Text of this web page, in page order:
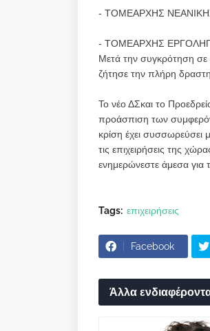
- ΤΟΜΕΑΡΧΗΣ
- ΤΟΜΕΑΡΧΗΣ
Μετά την συγκρότηση σε
ζήτησε την πλήρη
Το νέο ΔΣκαι το
προάσπιση των
κρίση έχει συσσωρεύσει
τις επιχειρήσεις της
ενημερώνεστε άμεσα για
Tags: επιχειρήσεις
Facebook
Άλλα